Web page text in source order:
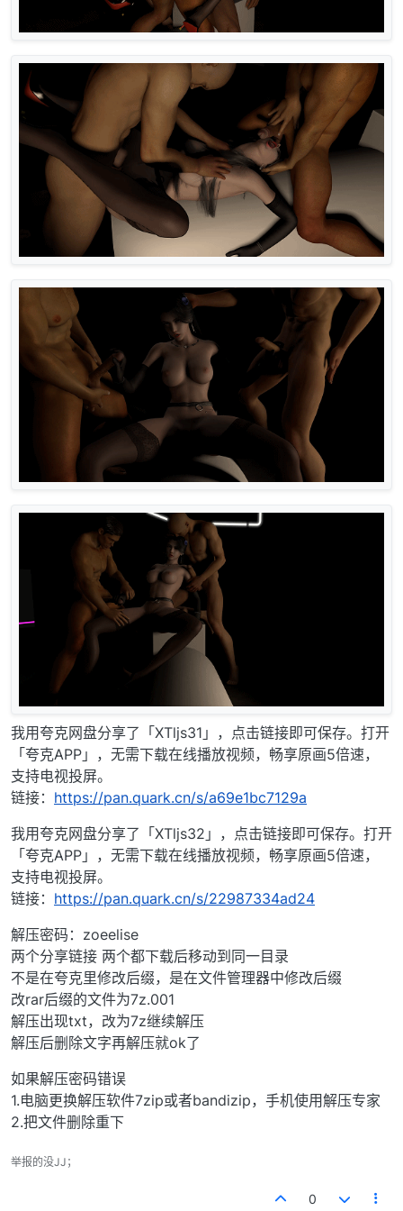
我用夸克网盘分享了「XTljs31」，点击链接即可保存。打开
「夸克APP」，无需下载在线播放视频，畅享原画5倍速，
支持电视投屏。
链接： https://pan.quark.cn/s/a69e1bc7129a
我用夸克网盘分享了「XTljs32」，点击链接即可保存。打开
「夸克APP」，无需下载在线播放视频，畅享原画5倍速，
支持电视投屏。
链接： https://pan.quark.cn/s/22987334ad24
解压密码：zoeelise
两个分享链接 两个都下载后移动到同一目录
不是在夸克里修改后缀，是在文件管理器中修改后缀
改rar后缀的文件为7z.001
解压出现txt，改为7z继续解压
解压后删除文字再解压就ok了
如果解压密码错误
1.电脑更换解压软件7zip或者bandizip，手机使用解压专家
2.把文件删除重下
举报的没JJ；
0